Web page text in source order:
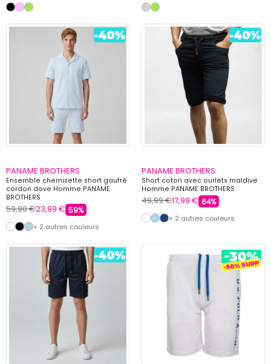
PANAME BROTHERS
Ensemble chemisette short gaufré
cordon dove Homme PANAME
BROTHERS
59,90 €23,99 € 59%
+ 2 autres couleurs
PANAME BROTHERS
Short coton avec ourlets maldive
Homme PANAME BROTHERS
49,99 €17,99 € 64%
+ 2 autres couleurs